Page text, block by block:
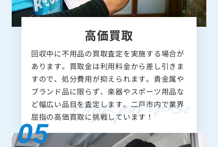
高価買取
回収中に不用品の買取査定を実施する場合が
あります。買取金は利用料金から差し引きま
すので、処分費用が抑えられます。貴金属や
ブランド品に限らず、楽器やスポーツ用品な
ど幅広い品目を査定します。二戸市内で業界
屈指の高価買取に挑戦しています！